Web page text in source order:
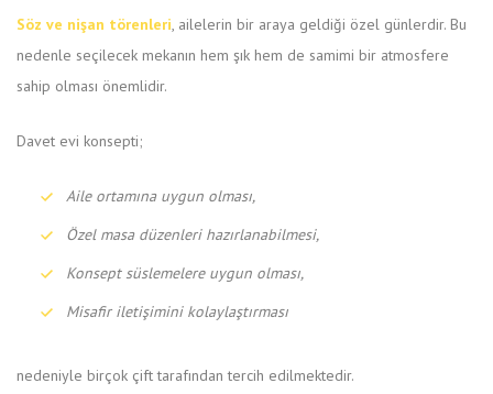
Söz ve nişan törenleri, ailelerin bir araya geldiği özel günlerdir. Bu
nedenle seçilecek mekanın hem şık hem de samimi bir atmosfere
sahip olması önemlidir.
Davet evi konsepti;
Aile ortamına uygun olması,
Özel masa düzenleri hazırlanabilmesi,
Konsept süslemelere uygun olması,
Misafir iletişimini kolaylaştırması
nedeniyle birçok çift tarafından tercih edilmektedir.